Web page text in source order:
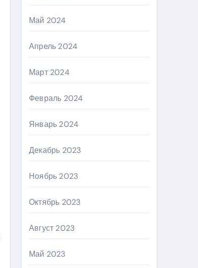
Май 2024
Апрель 2024
Март 2024
Февраль 2024
Январь 2024
Декабрь 2023
Ноябрь 2023
Октябрь 2023
Август 2023
Май 2023